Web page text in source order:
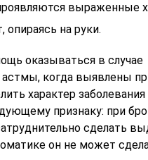
выраженные
опираясь на руки.
оказываться в случае
когда выявлены
характер заболевания
признаку: при
сделать
он не может